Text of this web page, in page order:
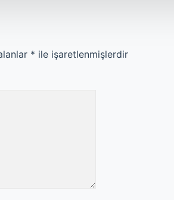
* ile işaretlenmişlerdir